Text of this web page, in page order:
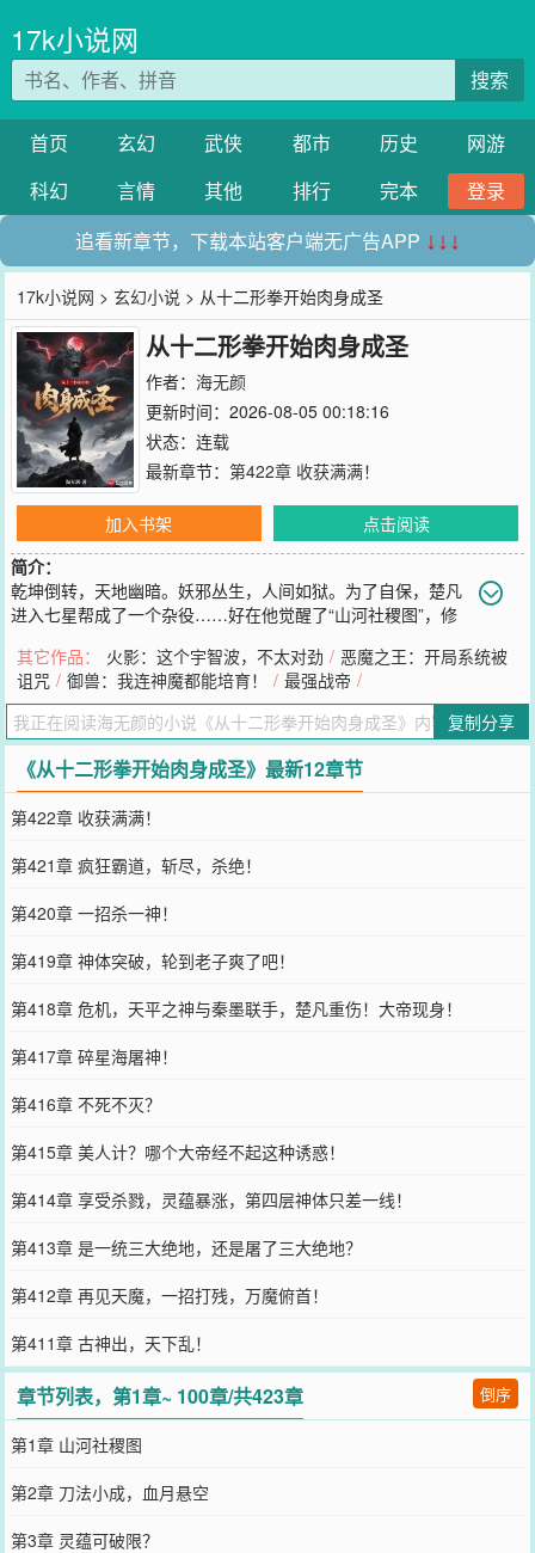
17k小说网
搜索
首页 玄幻 武侠 都市 历史
网游
科幻
言情 其他 排行 完本
登录
追看新章节，下载本站客户端无广告APP ↓↓↓
17k小说网 >玄幻小说 > 从十二形拳开始肉身成圣
从十二形拳开始肉身成圣
作者： 海无颜
更新时间：2026-08-05 00:18:16
状态：连载
最新章节： 第422章 收获满满！
加入书架
点击阅读
简介：
乾坤倒转，天地幽暗。妖邪丛生，人间如狱。为了自保，楚凡
进入七星帮成了一个杂役……好在他觉醒了“山河社稷图”，修
二形拳】：从金刚铁腕到钢筋铁骨，板肋虬筋，五脏蕴神，金刚不
坏，最后成就“十二真形”，肉身成圣！【鬼影幻身步】：从入门肝至
圆满之境，不断破限，迈入超凡之境，幻影无数，一步千里！【九重
惊雷刀+血魄九刀+七星连珠斩】：三门刀法破限后融合，创出【血狱
九劫刀】，血海如狱，魔威滔天！是谁在黑暗中窥伺。是谁在我耳边
低语……楚凡只觉这世界越来越癫，却没人告诉他，他才是最癫的那
个。功法破限，修为突破，都会伴随着污染度的提升，但楚凡却发
现，连武圣都畏惧的污染力量，他却可以完全掌控……当刀光劈开苍
穹，当力量踏平深渊，当所有的生死都被主宰……神魔咆哮天地，大
妖宰执星河，但他们都称呼我为——神！
您要是觉得《 从十二形拳开始肉身成圣
QQ群和微博微信里的朋友推荐哦！
其它作品： 火影：这个宇智波，不太对劲 / 恶魔之王：开局系统被
诅咒 / 御兽：我连神魔都能培育！ / 最强战帝 /
复制分享
《从十二形拳开始肉身成圣》最新12章节
第422章 收获满满！
第421章 疯狂霸道，斩尽，杀绝！
第420章 一招杀一神！
第419章 神体突破，轮到老子爽了吧！
第418章 危机，天平之神与秦墨联手，楚凡重伤！大帝现身！
第417章 碎星海屠神！
第416章 不死不灭？
第415章 美人计？哪个大帝经不起这种诱惑！
第414章 享受杀戮，灵蕴暴涨，第四层神体只差一线！
第413章 是一统三大绝地，还是屠了三大绝地？
第412章 再见天魔，一招打残，万魔俯首！
第411章 古神出，天下乱！
章节列表，第1章~ 100章/共423章 倒序
第1章 山河社稷图
第2章 刀法小成，血月悬空
第3章 灵蕴可破限？